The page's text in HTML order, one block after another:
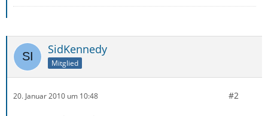
SidKennedy
Mitglied
20. Januar 2010 um 10:48 #2